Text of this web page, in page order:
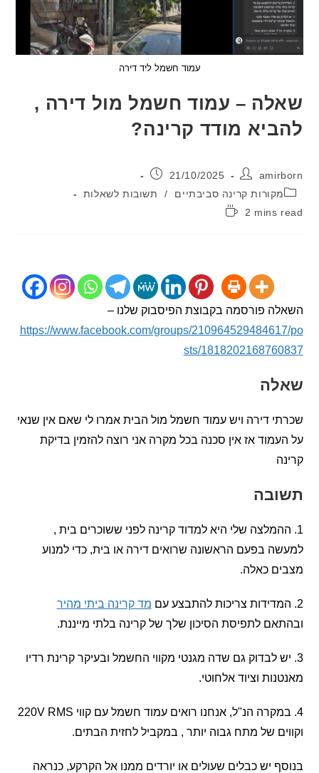
עמוד חשמל ליד דירה
– עמוד חשמל מול דירה ,
מודד קרינה?
פורסם:
21/10/2025
קרינה סביבתיים / תשובות לשאלות
2 mins
פורסמה בקבוצת הפיסבוק שלנו –
https://www.facebook.com/groups/
sts/
דירה ויש עמוד חשמל מול הבית אמרו לי שאם אין שנאי
אז אין סכנה בכל מקרה אני רוצה להזמין בדיקת
שלי היא למדוד קרינה לפני ששוכרים בית ,
בפעם הראשונה שרואים דירה או בית, כדי למנוע
כאלה.
מד קרינה ביתי מהיר
לתפיסת הסיכון שלך של קרינה בלתי מייננת.
לבדוק גם שדה מגנטי מקווי החשמל ובעיקר קרינת רדיו
וציוד אלחוטי.
4. במקרה הנ"ל, אנחנו רואים עמוד חשמל עם קווי 220V RMS
של מתח גבוה יותר , במקביל לחזית הבתים.
יש כבלים שעולים או יורדים ממנו אל הקרקע, כנראה